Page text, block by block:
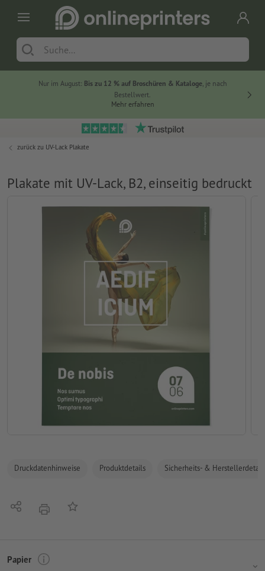
Nur im August: Bis zu 12 % auf Broschüren & Kataloge, je nach
Bestellwert.
Mehr erfahren
zurück zu UV-Lack Plakate
Plakate mit UV-Lack, B2, einseitig bedruckt
Druckdatenhinweise Produktdetails Sicherheits- &
Teilen DruckenAuf die Merkliste
Papier